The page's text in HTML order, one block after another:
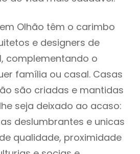
Olhão têm o carimbo
e designers de
complementando o
família ou casal. Casas
são criadas e mantidas
seja deixado ao acaso:
deslumbrantes e unicas
qualidade, proximidade